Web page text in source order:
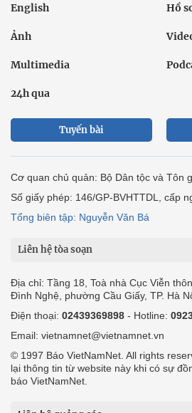
English Hồ
Ảnh
Multimedia
24h qua
Tuyến bài
Cơ quan chủ quản: Bộ Dân tộc và Tôn
Số giấy phép: 146/GP-BVHTTDL, cấp
Tổng biên tập: Nguyễn Văn Bá
Liên hệ tòa soạn
Địa chỉ: Tầng 18, Toà nhà Cục Viễn
Đình Nghệ, phường Cầu Giấy, TP. Hà
Điện thoại: 02439369898 - Hotline:
Email: vietnamnet@vietnamnet.vn
© 1997 Báo VietNamNet. All rights
lại thông tin từ website này khi có sự
báo VietNamNet.